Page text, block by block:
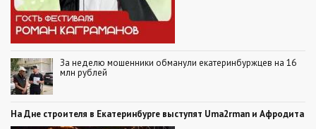
За неделю мошенники обманули екатеринбуржцев на 16
млн рублей
На Дне строителя в Екатеринбурге выступят Uma2rman и Афродита